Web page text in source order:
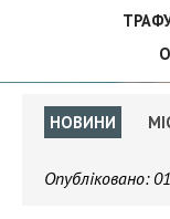
НОВИНИ
Опубліковано: